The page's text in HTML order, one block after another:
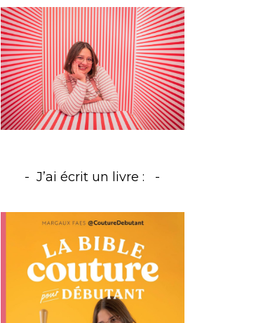
J’ai écrit un livre :